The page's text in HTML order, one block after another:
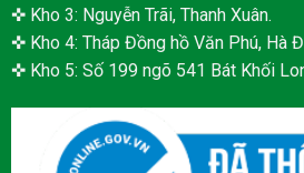
✜ Kho 3: Nguyễn Trãi, Thanh Xuân.
✜ Kho 4: Tháp Đồng hồ Văn Phú, Hà
✜ Kho 5: Số 199 ngõ 541 Bát Khối